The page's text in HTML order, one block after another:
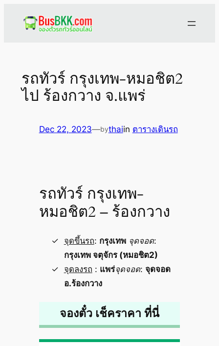
รถทัวร์ กรุงเทพ-หมอชิต2
ไป ร้องกวาง จ.แพร่
Dec 22, 2023—bythaiin ตารางเดินรถ
รถทัวร์ กรุงเทพ-
หมอชิต2 – ร้องกวาง
จุดขึ้นรถ: กรุงเทพ จุดจอด:
กรุงเทพ จตุจักร (หมอชิต2)
จุดลงรถ : แพร่จุดจอด: จุดจอด
อ.ร้องกวาง
จองตั๋ว เช็คราคา ที่นี่